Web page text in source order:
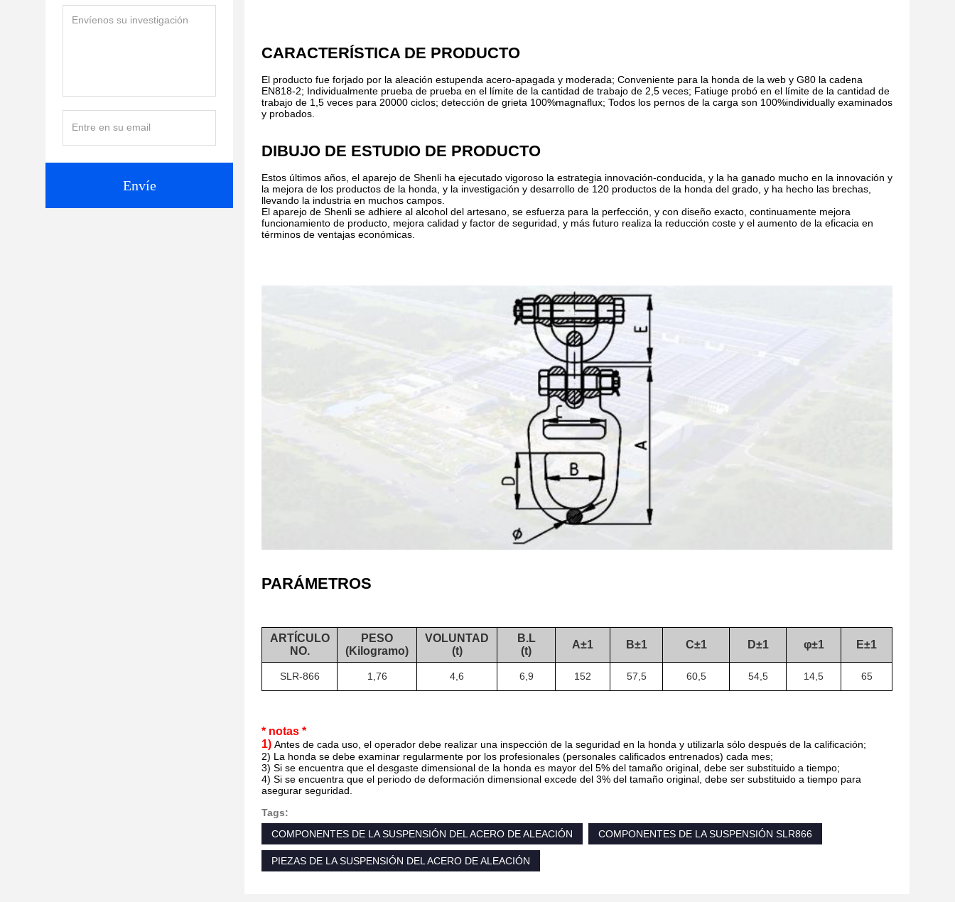
Envíe
CARACTERÍSTICA DE PRODUCTO
El producto fue forjado por la aleación estupenda acero-apagada y moderada; Conveniente para la honda de la web y G80 la cadena
EN818-2; Individualmente prueba de prueba en el límite de la cantidad de trabajo de 2,5 veces; Fatiuge probó en el límite de la cantidad de
trabajo de 1,5 veces para 20000 ciclos; detección de grieta 100%magnaflux; Todos los pernos de la carga son 100%individually examinados
y probados.
DIBUJO DE ESTUDIO DE PRODUCTO
Estos últimos años, el aparejo de Shenli ha ejecutado vigoroso la estrategia innovación-conducida, y la ha ganado mucho en la innovación y
la mejora de los productos de la honda, y la investigación y desarrollo de 120 productos de la honda del grado, y ha hecho las brechas,
llevando la industria en muchos campos.
El aparejo de Shenli se adhiere al alcohol del artesano, se esfuerza para la perfección, y con diseño exacto, continuamente mejora
funcionamiento de producto, mejora calidad y factor de seguridad, y más futuro realiza la reducción coste y el aumento de la eficacia en
términos de ventajas económicas.
PARÁMETROS
ARTÍCULO
NO.
PESO
(Kilogramo)
VOLUNTAD
(t)
B.L
(t)
A±1 B±1 C±1 D±1 φ±1 E±1
SLR-866 1,76 4,6 6,9 152 57,5 60,5 54,5 14,5 65
* notas *
1) Antes de cada uso, el operador debe realizar una inspección de la seguridad en la honda y utilizarla sólo después de la calificación;
2) La honda se debe examinar regularmente por los profesionales (personales calificados entrenados) cada mes;
3) Si se encuentra que el desgaste dimensional de la honda es mayor del 5% del tamaño original, debe ser substituido a tiempo;
4) Si se encuentra que el periodo de deformación dimensional excede del 3% del tamaño original, debe ser substituido a tiempo para
asegurar seguridad.
Tags:
COMPONENTES DE LA SUSPENSIÓN DEL ACERO DE ALEACIÓN
COMPONENTES DE LA SUSPENSIÓN SLR866
PIEZAS DE LA SUSPENSIÓN DEL ACERO DE ALEACIÓN